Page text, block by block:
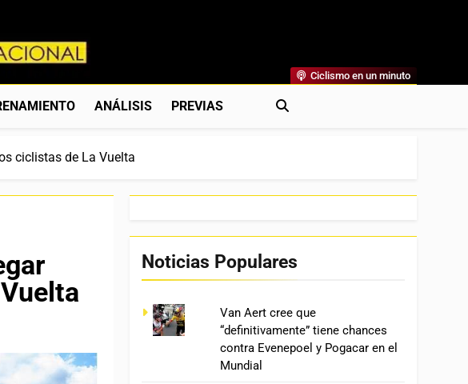
Análisis, Crónicas, Previas Y Más. La Web Ciclista De Referencia.
Ciclismo en un minuto
ANÁLISIS PREVIAS
ciclistas de La Vuelta
Noticias Populares
Van Aert cree que
“definitivamente” tiene chances
contra Evenepoel y Pogacar en el
Mundial